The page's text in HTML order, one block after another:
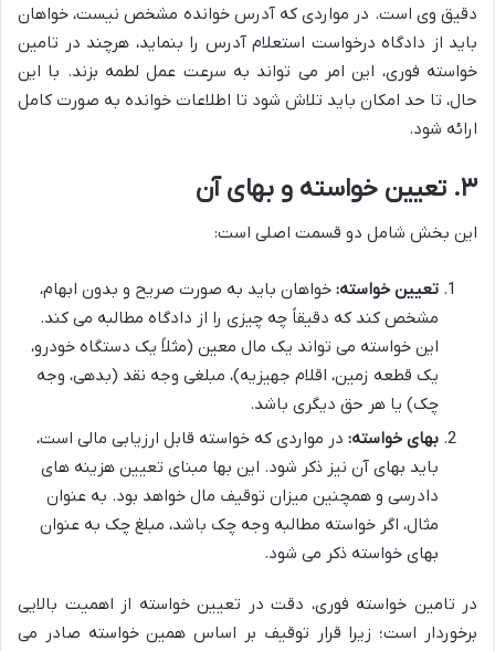
دقیق وی است. در مواردی که آدرس خوانده مشخص نیست، خواهان
باید از دادگاه درخواست استعلام آدرس را بنماید، هرچند در تامین
خواسته فوری، این امر می تواند به سرعت عمل لطمه بزند. با این
حال، تا حد امکان باید تلاش شود تا اطلاعات خوانده به صورت کامل
ارائه شود.
۳. تعیین خواسته و بهای آن
این بخش شامل دو قسمت اصلی است:
تعیین خواسته: خواهان باید به صورت صریح و بدون ابهام،
مشخص کند که دقیقاً چه چیزی را از دادگاه مطالبه می کند.
این خواسته می تواند یک مال معین (مثلاً یک دستگاه خودرو،
یک قطعه زمین، اقلام جهیزیه)، مبلغی وجه نقد (بدهی، وجه
چک) یا هر حق دیگری باشد.
بهای خواسته: در مواردی که خواسته قابل ارزیابی مالی است،
باید بهای آن نیز ذکر شود. این بها مبنای تعیین هزینه های
دادرسی و همچنین میزان توقیف مال خواهد بود. به عنوان
مثال، اگر خواسته مطالبه وجه چک باشد، مبلغ چک به عنوان
بهای خواسته ذکر می شود.
در تامین خواسته فوری، دقت در تعیین خواسته از اهمیت بالایی
برخوردار است؛ زیرا قرار توقیف بر اساس همین خواسته صادر می